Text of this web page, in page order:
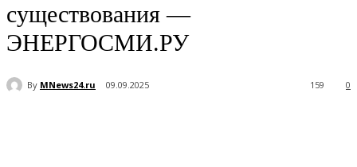
существования —
ЭНЕРГОСМИ.РУ
By MNews24.ru 09.09.2025 0
159